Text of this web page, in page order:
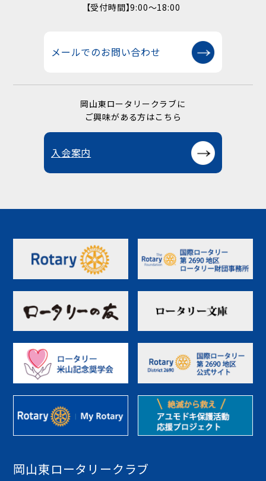
【受付時間】9:00〜18:00
メールでのお問い合わせ
岡山東ロータリークラブに
ご興味がある方はこちら
入会案内
岡山東ロータリークラブ